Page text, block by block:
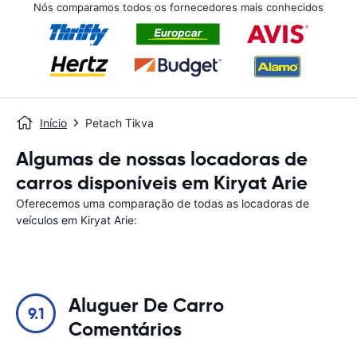
Nós comparamos todos os fornecedores mais conhecidos
Início Petach Tikva
Algumas de nossas locadoras de
carros disponíveis em Kiryat Arie
Oferecemos uma comparação de todas as locadoras de
veículos em Kiryat Arie:
9.1
Aluguer De Carro
Comentários